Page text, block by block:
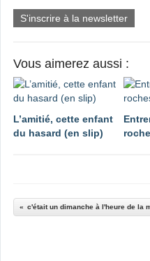
S'inscrire à la newsletter
Vous aimerez aussi :
L’amitié, cette enfant
du hasard (en slip)
c'était un dimanche à l'heure de la